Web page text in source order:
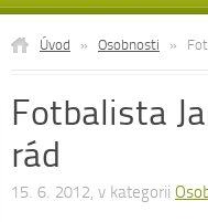
Úvod » Osobnosti »
Fotbalista
rád
15. 6. 2012, v kategorii